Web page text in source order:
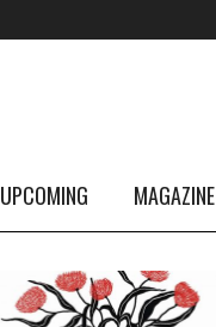
UPCOMING MAGAZINE